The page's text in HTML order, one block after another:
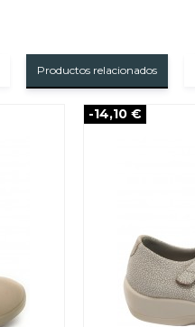
Productos relacionados
-14,10 €